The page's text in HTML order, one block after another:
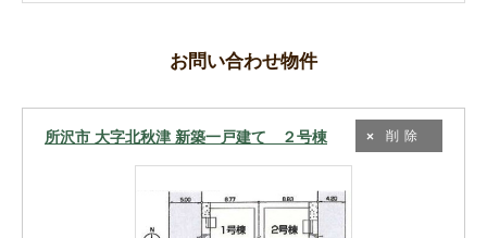
お問い合わせ物件
所沢市 大字北秋津 新築一戸建て ２号棟 削除